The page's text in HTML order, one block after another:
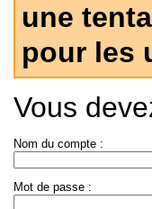
une
pour les
Vous
Nom du compte :
Mot de passe :